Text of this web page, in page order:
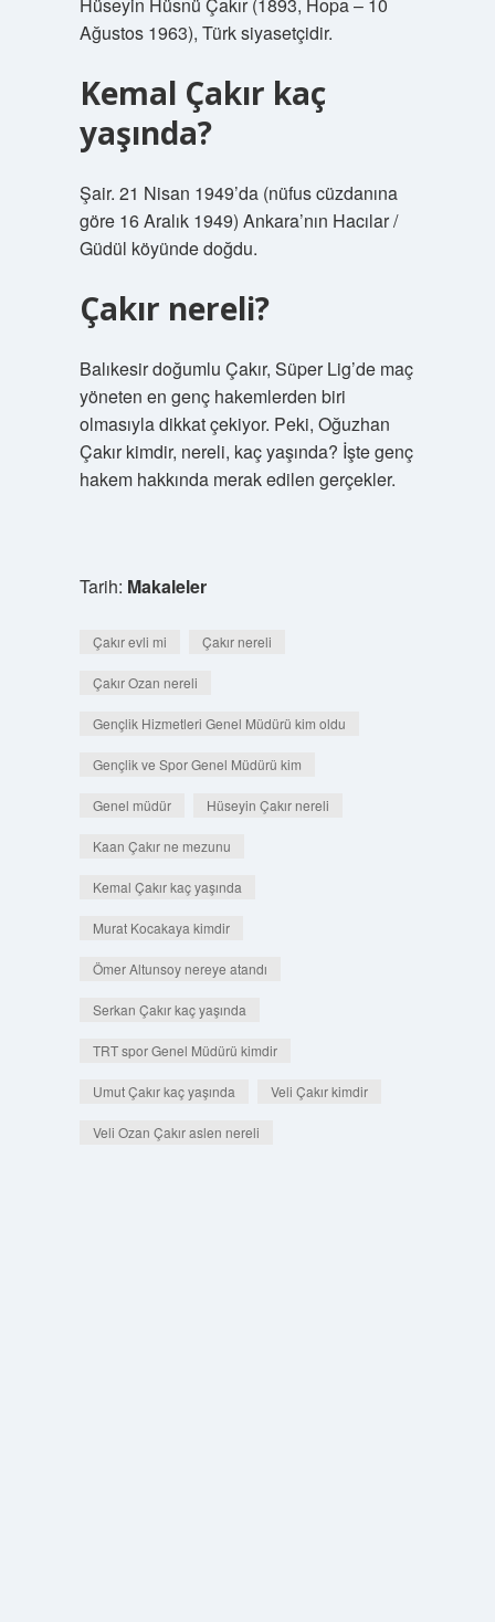
Ağustos 1963), Türk siyasetçidir.
Kemal Çakır kaç
yaşında?
Şair. 21 Nisan 1949’da (nüfus cüzdanına
göre 16 Aralık 1949) Ankara’nın Hacılar /
Güdül köyünde doğdu.
Çakır nereli?
Balıkesir doğumlu Çakır, Süper Lig’de maç
yöneten en genç hakemlerden biri
olmasıyla dikkat çekiyor. Peki, Oğuzhan
Çakır kimdir, nereli, kaç yaşında? İşte genç
hakem hakkında merak edilen gerçekler.
Tarih: Makaleler
Çakır evli mi Çakır nereli
Çakır Ozan nereli
Gençlik Hizmetleri Genel Müdürü kim oldu
Gençlik ve Spor Genel Müdürü kim
Genel müdür Hüseyin Çakır nereli
Kaan Çakır ne mezunu
Kemal Çakır kaç yaşında
Murat Kocakaya kimdir
Ömer Altunsoy nereye atandı
Serkan Çakır kaç yaşında
TRT spor Genel Müdürü kimdir
Umut Çakır kaç yaşında Veli Çakır kimdir
Veli Ozan Çakır aslen nereli